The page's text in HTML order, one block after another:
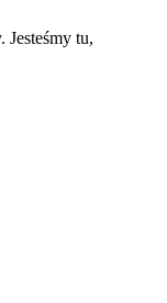
Jesteśmy tu,